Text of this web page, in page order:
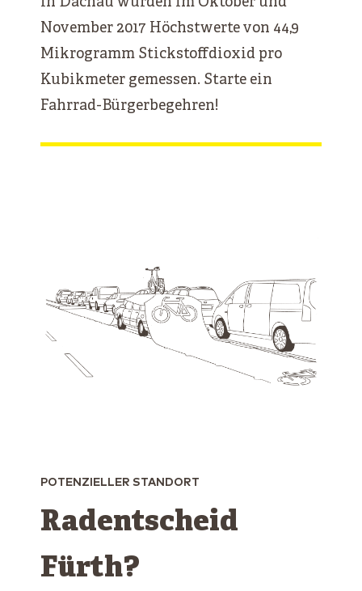
November 2017 Höchstwerte von 44,9
Mikrogramm Stickstoffdioxid pro
Kubikmeter gemessen. Starte ein
Fahrrad-Bürgerbegehren!
POTENZIELLER STANDORT
Radentscheid
Fürth?